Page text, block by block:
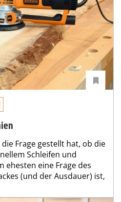
Frage gestellt hat, ob die
Schleifen und
ehesten eine Frage des
(und der Ausdauer) ist,